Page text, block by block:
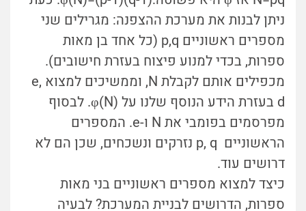
ניתן לבנות את מערכת ההצפנה: מגרילים שני
מספרים ראשוניים p,q (כל אחד בן מאות
ספרות, בכדי למנוע פיצוח בעזרת חישובים).
מכפילים אותם לקבלת N, וממשיכים למצוא e,
d בעזרת הידע הנוסף שלנו על φ(N). לבסוף
מפרסמים בפומבי את N ו-e. המספרים
הראשוניים p, q נזרקים ונשכחים, שכן הם לא
דרושים עוד.
כיצד למצוא מספרים ראשוניים בני מאות
ספרות, הדרושים לבניית המערכת? לבעיה